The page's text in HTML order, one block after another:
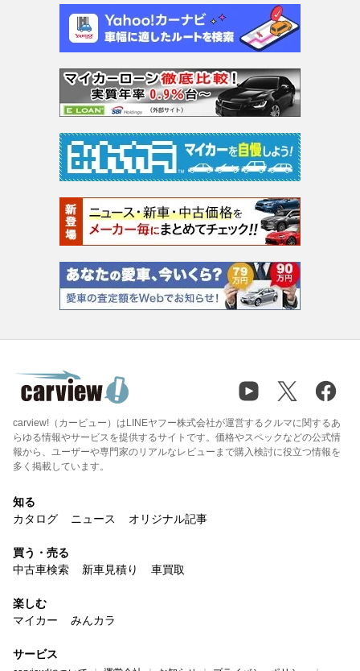
carview!（カービュー）はLINEヤフー株式会社が運営するクルマに関するあ
らゆる情報やサービスを提供するサイトです。価格やスペックなどの公式情
報から、ユーザーや専門家のリアルなレビューまで購入検討に役立つ情報を
多く掲載しています。
知る
カタログ
ニュース オリジナル記事
買う・売る
中古車検索
新車見積り 車買取
楽しむ
マイカー
みんカラ
サービス